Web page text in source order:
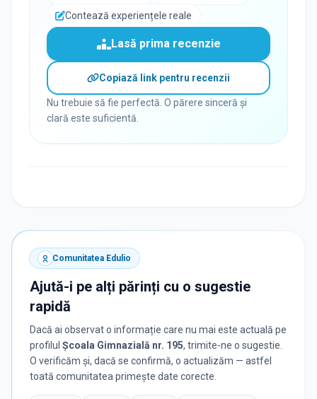
Contează experiențele reale
Lasă prima recenzie
Copiază link pentru recenzii
Nu trebuie să fie perfectă. O părere sinceră și
clară este suficientă.
Comunitatea Edulio
Ajută-i pe alți părinți cu o sugestie
rapidă
Dacă ai observat o informație care nu mai este actuală pe
profilul Școala Gimnazială nr. 195, trimite-ne o sugestie.
O verificăm și, dacă se confirmă, o actualizăm — astfel
toată comunitatea primește date corecte.